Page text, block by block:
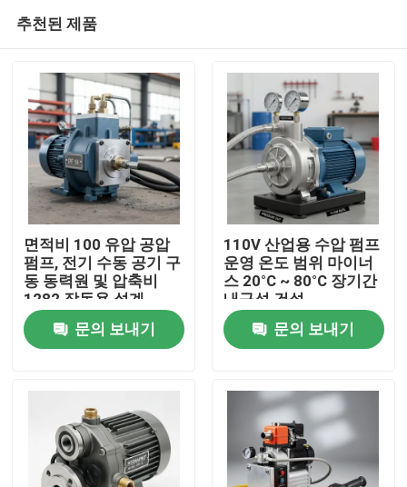
추천된 제품
면적비 100 유압 공압
펌프, 전기 수동 공기 구
동 동력원 및 압축비
1282 작동용 설계
문의 보내기
110V 산업용 수압 펌프
운영 온도 범위 마이너
스 20°C ~ 80°C 장기간
내구성 건설
문의 보내기